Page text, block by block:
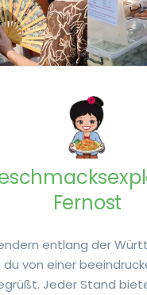
Fernost
entlang der
von einer
Jeder Stand